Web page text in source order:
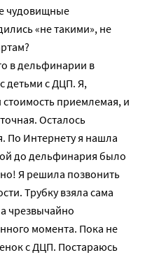
чудовищные
«не такими», не
в дельфинарии в
детьми с ДЦП. Я,
стоимость приемлемая, и
Осталось
По Интернету я нашла
до дельфинария было
Я решила позвонить
Трубку взяла сама
чрезвычайно
момента. Пока не
с ДЦП. Постараюсь